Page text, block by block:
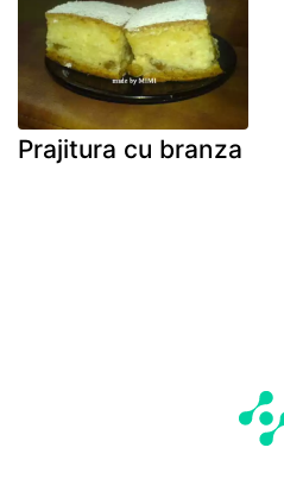
Prajitura cu branza